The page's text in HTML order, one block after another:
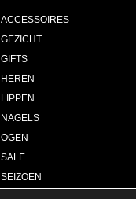
ACCESSOIRES
GEZICHT
GIFTS
HEREN
LIPPEN
NAGELS
OGEN
SALE
SEIZOEN